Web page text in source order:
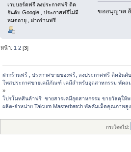
เวบบอร์ดฟรี ลงประกาศฟรี ติด
อันดับ Google , ประกาศฟรีไม่มี
หมดอายุ , ฝากร้านฟรี
ขออนุญาต
หน้า: 1 2 [3]
ฝากร้านฟรี , ประกาศขายของฟรี, ลงประกาศฟรี ติดอันดั
โพสประกาศขายเคมีภัณฑ์ เคมีสำหรับอุตสาหกรรม พัดล
»
โปรโมทสินค้าฟรี  ขายสารเคมีอุตสาหกรรม ขายวัสดุให้พ
ผลิต-จำหน่าย Talcum Masterbatch ทัลคัมเม็ดคุณภาพสูง
กระโดดไป: